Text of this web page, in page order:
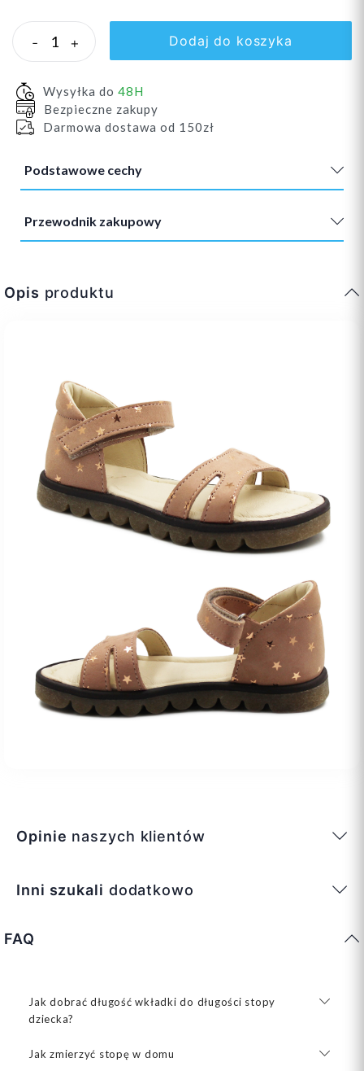
- + Dodaj do koszyka
Wysyłka do 48H
Bezpieczne zakupy
Darmowa dostawa od 150zł
Podstawowe cechy
Przewodnik zakupowy
Opis produktu
Opinie naszych klientów
Inni szukali dodatkowo
FAQ
Jak dobrać długość wkładki do długości stopy
dziecka?
Jak zmierzyć stopę w domu